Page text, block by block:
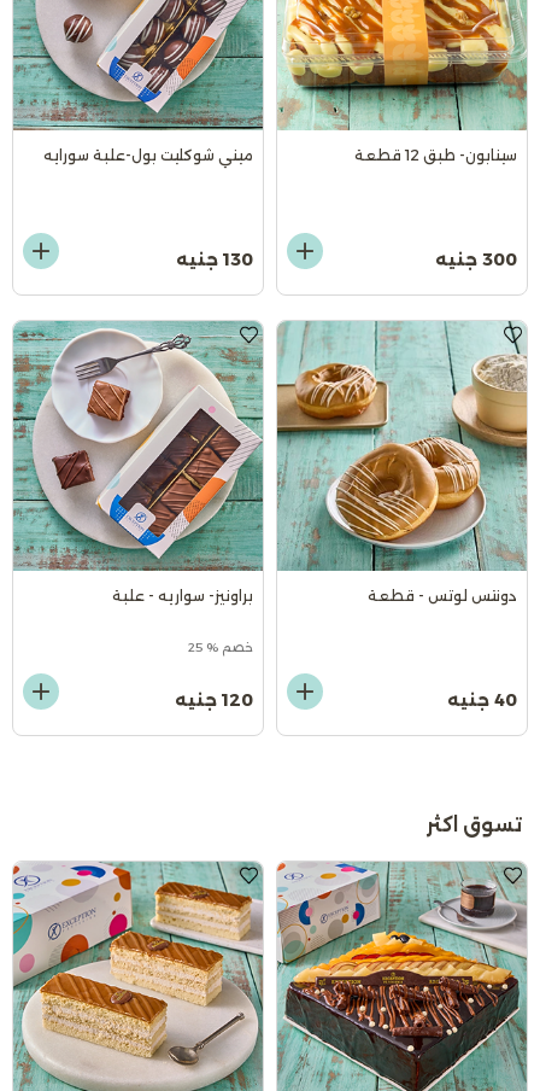
سينابون- طبق 12 قطعة
300 جنيه
ميني شوكليت بول-علبة سورايه
130 جنيه
دونتس لوتس - قطعة
40 جنيه
براونيز- سواريه - علبة
خصم % 25
120 جنيه
تسوق اكثر